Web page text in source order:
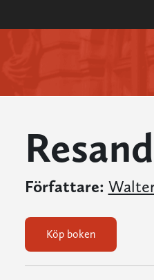
Författare:
Köp boken